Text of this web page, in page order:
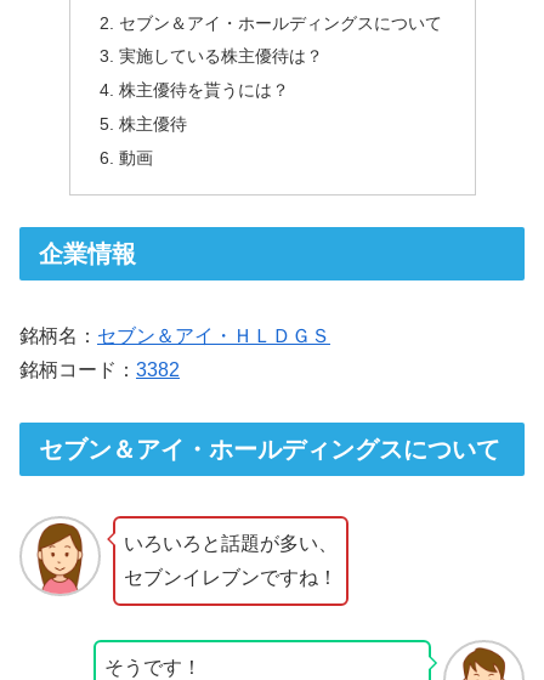
セブン＆アイ・ホールディングスについて
実施している株主優待は？
株主優待を貰うには？
株主優待
動画
企業情報
銘柄名： セブン＆アイ・ＨＬＤＧＳ
銘柄コード： 3382
セブン＆アイ・ホールディングスについて
いろいろと話題が多い、
セブンイレブンですね！
そうです！